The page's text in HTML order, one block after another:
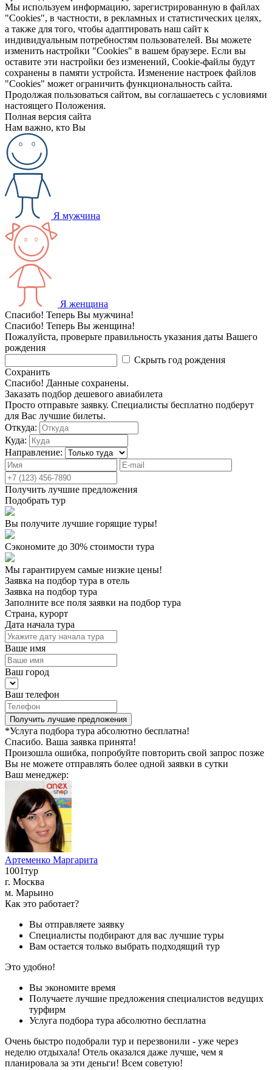
Мы используем информацию, зарегистрированную в файлах
"Cookies", в частности, в рекламных и статистических целях,
а также для того, чтобы адаптировать наш сайт к
индивидуальным потребностям пользователей. Вы можете
изменить настройки "Cookies" в вашем браузере. Если вы
оставите эти настройки без изменений, Cookie-файлы будут
сохранены в памяти устройста. Изменение настроек файлов
"Cookies" может ограничить функциональность сайта.
Продолжая пользоваться сайтом, вы соглашаетесь с условиями
настоящего Положения.
Полная версия сайта
Нам важно, кто Вы
Я мужчина
Я женщина
Спасибо! Теперь Вы мужчина!
Спасибо! Теперь Вы женщина!
Пожалуйста, проверьте правильность указания даты Вашего
рождения
Скрыть год рождения
Сохранить
Спасибо! Данные сохранены.
Заказать подбор дешевого авиабилета
Просто отправьте заявку. Специалисты бесплатно подберут
для Вас лучшие билеты.
Откуда:
Куда:
Направление:
Получить лучшие предложения
Подобрать тур
Вы получите лучшие горящие туры!
Сэкономите до 30% стоимости тура
Мы гарантируем самые низкие цены!
Заявка на подбор тура в отель
Заявка на подбор тура
Заполните все поля заявки на подбор тура
Страна, курорт
Дата начала тура
Ваше имя
Ваш город
Ваш телефон
Получить лучшие предложения
*Услуга подбора тура абсолютно бесплатна!
Спасибо. Ваша заявка принята!
Произошла ошибка, попробуйте повторить свой запрос позже
Вы не можете отправлять более одной заявки в сутки
Ваш менеджер:
Артеменко Маргарита
1001тур
г. Москва
м. Марьино
Как это работает?
Вы отправляете заявку
Специалисты подбирают для вас лучшие туры
Вам остается только выбрать подходящий тур
Это удобно!
Вы экономите время
Получаете лучшие предложения специалистов ведущих
турфирм
Услуга подбора тура абсолютно бесплатна
Очень быстро подобрали тур и перезвонили - уже через
неделю отдыхала! Отель оказался даже лучше, чем я
планировала за эти деньги! Всем советую!